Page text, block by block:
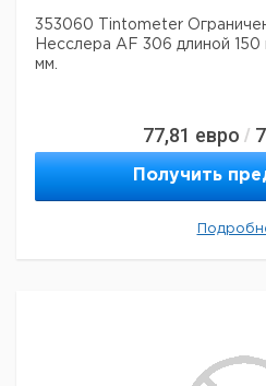
353060 Tintometer
Несслера AF 306 длиной 150
мм.
77,81 евро /
Получить